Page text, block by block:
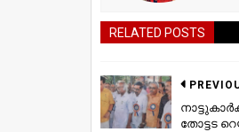
RELATED POSTS
തോട്ടട